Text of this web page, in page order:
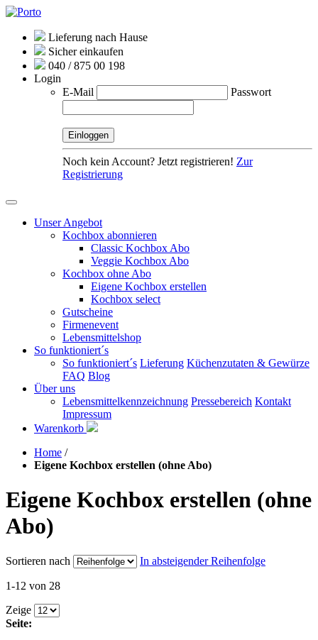
Lieferung nach Hause
Sicher einkaufen
040 / 875 00 198
Login
E-Mail
Passwort
Noch kein Account? Jetzt registrieren! Zur
Registrierung
Unser Angebot
Kochbox abonnieren
Classic Kochbox Abo
Veggie Kochbox Abo
Kochbox ohne Abo
Eigene Kochbox erstellen
Kochbox select
Gutscheine
Firmenevent
Lebensmittelshop
So funktioniert´s
So funktioniert´s Lieferung Küchenzutaten & Gewürze
FAQ Blog
Über uns
Lebensmittelkennzeichnung Pressebereich Kontakt
Impressum
Warenkorb
Home /
Eigene Kochbox erstellen (ohne Abo)
Eigene Kochbox erstellen (ohne
Abo)
Sortieren nach In absteigender Reihenfolge
1-12 von 28
Zeige
Seite: